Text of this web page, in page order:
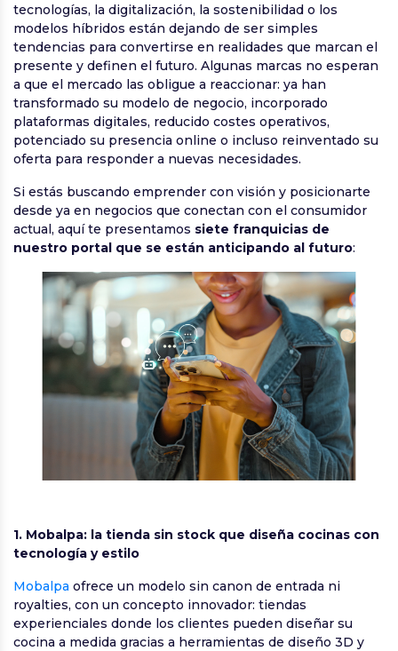
tecnologías, la digitalización, la sostenibilidad o los
modelos híbridos están dejando de ser simples
tendencias para convertirse en realidades que marcan el
presente y definen el futuro. Algunas marcas no esperan
a que el mercado las obligue a reaccionar: ya han
transformado su modelo de negocio, incorporado
plataformas digitales, reducido costes operativos,
potenciado su presencia online o incluso reinventado su
oferta para responder a nuevas necesidades.
Si estás buscando emprender con visión y posicionarte
desde ya en negocios que conectan con el consumidor
actual, aquí te presentamos siete franquicias de
nuestro portal que se están anticipando al futuro:
1. Mobalpa: la tienda sin stock que diseña cocinas con
tecnología y estilo
Mobalpa ofrece un modelo sin canon de entrada ni
royalties, con un concepto innovador: tiendas
experienciales donde los clientes pueden diseñar su
cocina a medida gracias a herramientas de diseño 3D y